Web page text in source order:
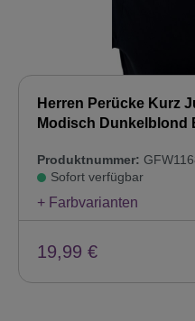
Herren Perücke Kurz
Modisch Dunkelblond
Produktnummer:
Sofort verfügbar
+ Farbvarianten
19,99 €